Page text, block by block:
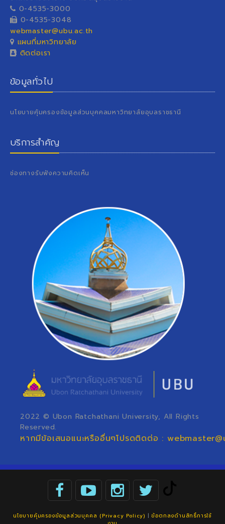
0-4535-3000
0-4535-3048
webmaster@ubu.ac.th
แผนที่มหาวิทยาลัย
ติดต่อเรา
ข้อมูลทั่วไป
นโยบายคุ้มครองข้อมูลส่วนบุคคลมหาวิทยาลัยอุบลราชธานี
บริการสำคัญ
ช่องทางรับฟังความคิดเห็น
2022 © Ubon Ratchathani University, All Rights
Reserved.
หากมีข้อเสนอแนะหรืออื่นๆโปรดติดต่อ :
นโยบายคุ้มครองข้อมูลส่วนบุคคล (Privacy Policy) |ข้อตกลงด้านสิทธิ์การใช้